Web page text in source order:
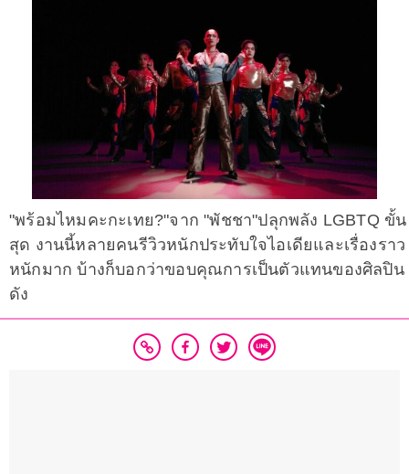
"พร้อมไหมคะกะเทย?"จาก "พัชชา"ปลุกพลัง LGBTQ ขั้น
สุด งานนี้หลายคนรีวิวหนักประทับใจไอเดียและเรื่องราว
หนักมาก บ้างก็บอกว่าขอบคุณการเป็นตัวแทนของศิลปิน
ดัง